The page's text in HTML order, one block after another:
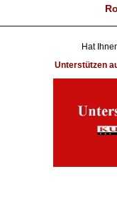
Hat
Unterstützen